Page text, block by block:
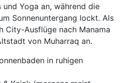
und Yoga an, während die
Sonnenuntergang lockt. Als
City-Ausflüge nach Manama
von Muharraq an.
in ruhigen